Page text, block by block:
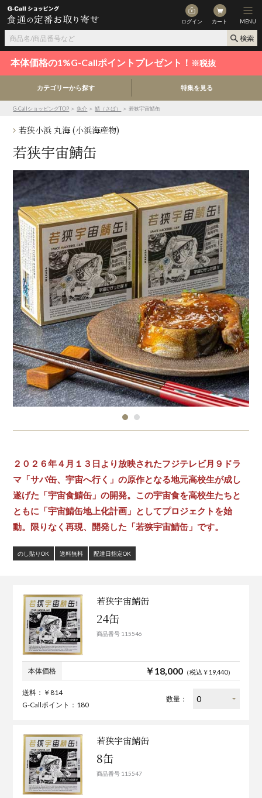
ログイン カート MENU
本体価格の1%G-Callポイントプレゼント！ ※税抜
カテゴリーから探す 特集を見る
G-CallショッピングTOP ＞魚介 ＞鯖（さば） ＞ 若狭宇宙鯖缶
若狭小浜 丸海 (小浜海産物)
若狭宇宙鯖缶
２０２６年４月１３日より放映されたフジテレビ月９ドラ
マ「サバ缶、宇宙へ行く」の原作となる地元高校生が成し
遂げた「宇宙食鯖缶」の開発。この宇宙食を高校生たちと
ともに「宇宙鯖缶地上化計画」としてプロジェクトを始
動。限りなく再現、開発した「若狭宇宙鯖缶」です。
のし貼りOK 送料無料 配達日指定OK
若狭宇宙鯖缶
24缶
商品番号 115546
本体価格 ￥18,000（税込￥19,440）
送料：￥814
G-Callポイント：180
数量：
若狭宇宙鯖缶
8缶
商品番号 115547